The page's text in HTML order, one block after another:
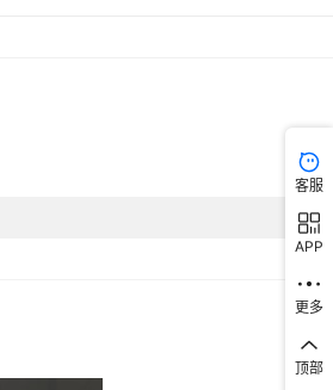
客服
APP
更多
顶部